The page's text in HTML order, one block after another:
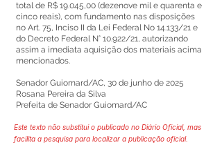
total de R$ 19.045,00 (dezenove mil e quarenta e
cinco reais), com fundamento nas disposições
no Art. 75, Inciso II da Lei Federal No 14.133/21 e
do Decreto Federal N° 10.922/21, autorizando
assim a imediata aquisição dos materiais acima
mencionados.
Senador Guiomard/AC, 30 de junho de 2025
Rosana Pereira da Silva
Prefeita de Senador Guiomard/AC
Este texto não substitui o publicado no Diário Oficial, mas
facilita a pesquisa para localizar a publicação oficial.